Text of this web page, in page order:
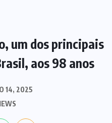
um dos principais
aos 98 anos
14, 2025